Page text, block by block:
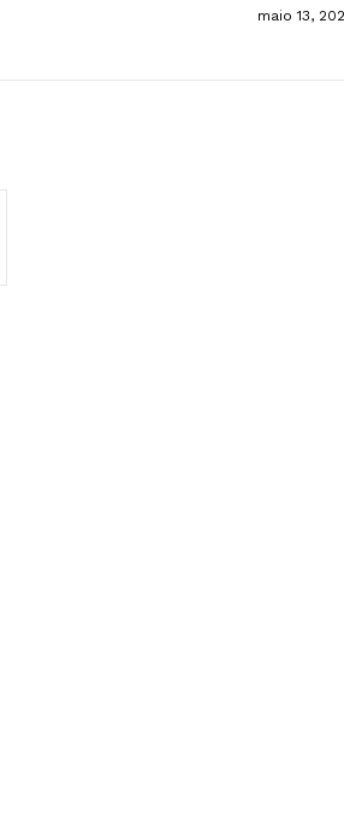
maio 13,